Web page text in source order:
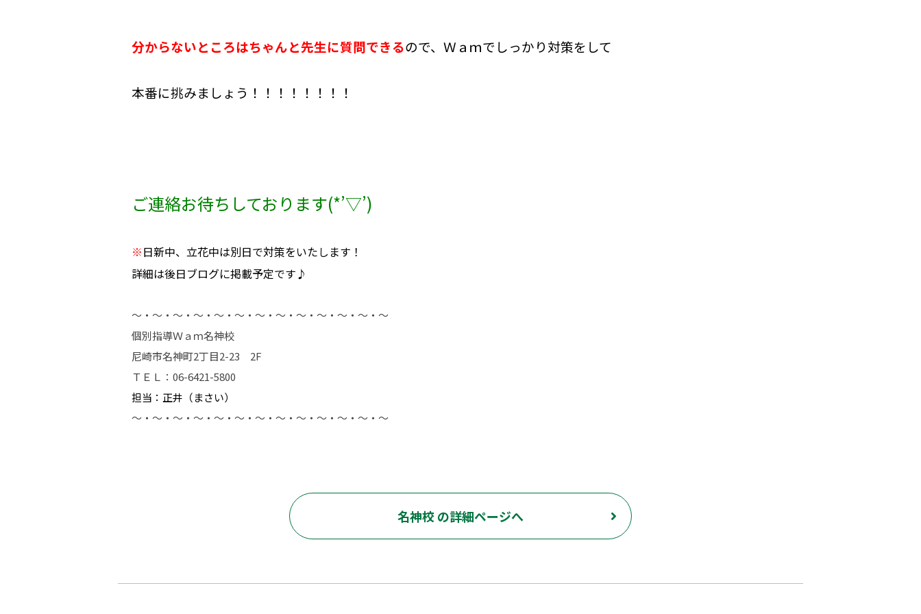
分からないところはちゃんと先生に質問できるので、Ｗａｍでしっかり対策をして
本番に挑みましょう！！！！！！！！
ご連絡お待ちしております(*’▽’)
※日新中、立花中は別日で対策をいたします！
詳細は後日ブログに掲載予定です♪
～・～・～・～・～・～・～・～・～・～・～・～・～
個別指導Ｗａｍ名神校
尼崎市名神町2丁目2-23 2F
ＴＥＬ：06-6421-5800
担当：正井（まさい）
～・～・～・～・～・～・～・～・～・～・～・～・～
名神校 の詳細ページへ